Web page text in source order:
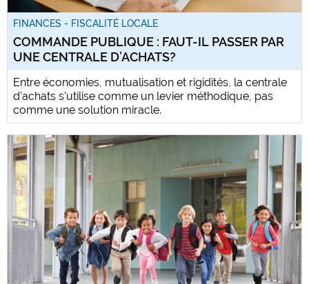
FINANCES - FISCALITÉ LOCALE
COMMANDE PUBLIQUE : FAUT-IL PASSER PAR
UNE CENTRALE D’ACHATS?
Entre économies, mutualisation et rigidités, la centrale
d'achats s'utilise comme un levier méthodique, pas
comme une solution miracle.